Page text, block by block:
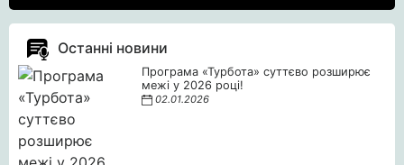
Останні новини
Програма «Турбота» суттєво розширює
межі у 2026 році!
02.01.2026